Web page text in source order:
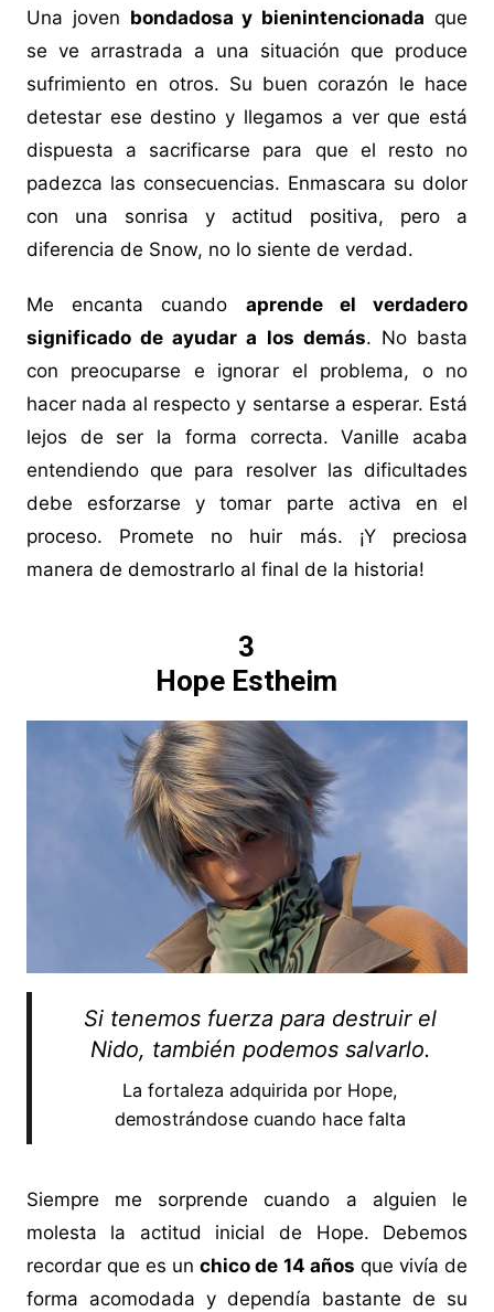
Una joven bondadosa y bienintencionada que
se ve arrastrada a una situación que produce
sufrimiento en otros. Su buen corazón le hace
detestar ese destino y llegamos a ver que está
dispuesta a sacrificarse para que el resto no
padezca las consecuencias. Enmascara su dolor
con una sonrisa y actitud positiva, pero a
diferencia de Snow, no lo siente de verdad.
Me encanta cuando aprende el verdadero
significado de ayudar a los demás. No basta
con preocuparse e ignorar el problema, o no
hacer nada al respecto y sentarse a esperar. Está
lejos de ser la forma correcta. Vanille acaba
entendiendo que para resolver las dificultades
debe esforzarse y tomar parte activa en el
proceso. Promete no huir más. ¡Y preciosa
manera de demostrarlo al final de la historia!
3
Hope Estheim
Si tenemos fuerza para destruir el
Nido, también podemos salvarlo.
La fortaleza adquirida por Hope,
demostrándose cuando hace falta
Siempre me sorprende cuando a alguien le
molesta la actitud inicial de Hope. Debemos
recordar que es unchico de 14 años que vivía de
forma acomodada y dependía bastante de su